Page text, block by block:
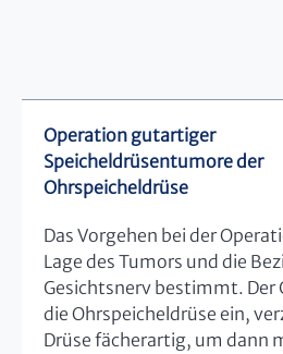
Operation gutartiger
Speicheldrüsentumore der
Ohrspeicheldrüse
Das Vorgehen bei der
Lage des Tumors und die
Gesichtsnerv bestimmt. Der
die Ohrspeicheldrüse ein,
Drüse fächerartig, um dann